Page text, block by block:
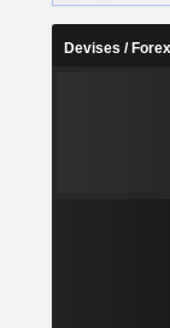
Devises / Forex